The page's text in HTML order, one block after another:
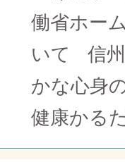
働省ホー
いて 信州
かな心身
健康かる